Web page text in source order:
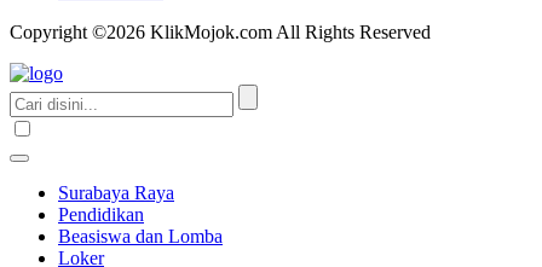
Copyright ©2026 KlikMojok.com All Rights Reserved
Surabaya Raya
Pendidikan
Beasiswa dan Lomba
Loker